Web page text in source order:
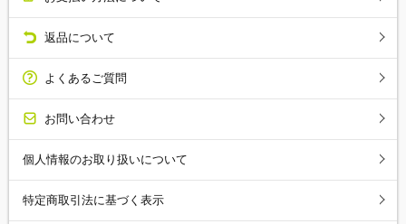
返品について
よくあるご質問
お問い合わせ
個人情報のお取り扱いについて
特定商取引法に基づく表示